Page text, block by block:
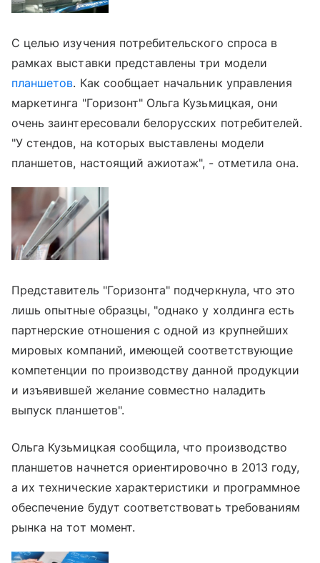
С целью изучения потребительского спроса в
рамках выставки представлены три модели
планшетов. Как сообщает начальник управления
маркетинга "Горизонт" Ольга Кузьмицкая, они
очень заинтересовали белорусских потребителей.
"У стендов, на которых выставлены модели
планшетов, настоящий ажиотаж", - отметила она.
Представитель "Горизонта" подчеркнула, что это
лишь опытные образцы, "однако у холдинга есть
партнерские отношения с одной из крупнейших
мировых компаний, имеющей соответствующие
компетенции по производству данной продукции
и изъявившей желание совместно наладить
выпуск планшетов".
Ольга Кузьмицкая сообщила, что производство
планшетов начнется ориентировочно в 2013 году,
а их технические характеристики и программное
обеспечение будут соответствовать требованиям
рынка на тот момент.